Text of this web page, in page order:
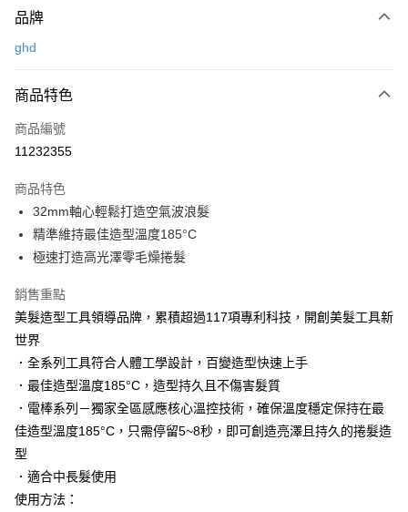
信用卡一次付款
Apple Pay
街口支付
Google Pay
AFTEE先享後付
相關說明
AFTEE先享後付是「在收到商品之後才付款」的支付方式。 讓您購物簡單
１．簡單：不需註冊會員、不需綁卡、不需儲值。
２．便利：只要手機號碼，簡訊認證，即可結帳。
３．安心：先確認商品／服務後，再付款。
【「AFTEE先享後付」結帳流程】
１．於結帳方式選擇「AFTEE先享後付」後，將跳轉至「AFTEE先享後付」
２．訂單成立數日內，您將收到繳費通知簡訊。
３．收到繳費通知簡訊後14天內，點擊此簡訊中的連結，可透過四大超商／
ATM／網路銀行／等多元方式進行付款，方視為交易完成。
※ 請注意：結帳手續完成當下不需立刻繳費，但若您需要取消訂單，請聯絡
購買商品的店家。未經商家同意取消之訂單仍視為有效，需透過AFTEE先享
運送方式
宅配
宅配-離島
每筆NT$320，滿NT$3,000(含以上)免運費
品牌
ghd
商品特色
商品編號
11232355
商品特色
32mm軸心輕鬆打造空氣波浪髮
精準維持最佳造型溫度185°C
極速打造高光澤零毛燥捲髮
銷售重點
美髮造型工具領導品牌，累積超過117項專利科技，開創美髮工具新
世界
．全系列工具符合人體工學設計，百變造型快速上手
．最佳造型溫度185°C，造型持久且不傷害髮質
．電棒系列－獨家全區感應核心溫控技術，確保溫度穩定保持在最
佳造型溫度185°C，只需停留5~8秒，即可創造亮澤且持久的捲髮造
型
．適合中長髮使用
使用方法：